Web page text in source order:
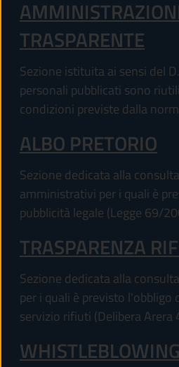
TRASPARENTE
Sezione istituita ai sensi del
personali pubblicati sono
condizioni previste dalla
ALBO PRETORIO
Sezione dedicata alla
amministrativi per i quali è
pubblicità legale (Legge 69/
TRASPARENZA
Sezione dedicata alla
per i quali è previsto l'obbligo
servizio rifiuti (Delibera
WHISTLEBLOWING